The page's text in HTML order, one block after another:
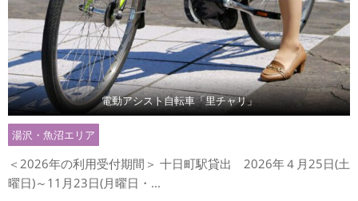
電動アシスト自転車「里チャリ」
湯沢・魚沼エリア
＜2026年の利用受付期間＞ 十日町駅貸出 2026年４月25日(土
曜日)～11月23日(月曜日・...